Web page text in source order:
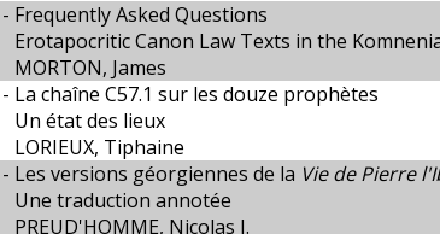
Frequently Asked Questions
Erotapocritic Canon Law Texts in the
MORTON, James
La chaîne C57.1 sur les douze prophètes
Un état des lieux
LORIEUX, Tiphaine
Les versions géorgiennes de la Vie de Pierre
Une traduction annotée
PREUD'HOMME, Nicolas J.